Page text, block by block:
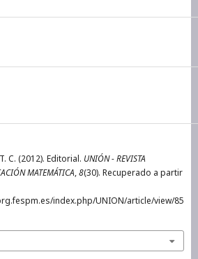
C. (2012). Editorial. UNIÓN - REVISTA
MATEMÁTICA,8(30). Recuperado a partir
index.php/UNION/article/view/85